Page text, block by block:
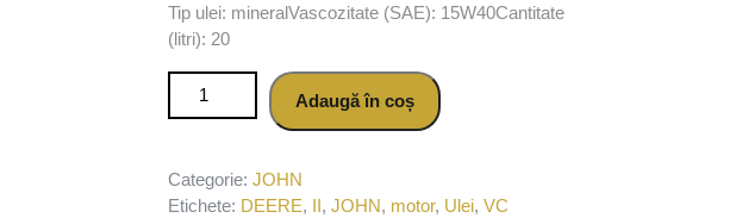
Tip ulei: mineralVascozitate (SAE): 15W40Cantitate
(litri): 20
Cantitate Ulei motor JOHN DEERE Plus-50 II 15W40 E9
Adaugă în coș
Categorie:JOHN
Etichete: DEERE, II,JOHN, motor, Ulei,VC